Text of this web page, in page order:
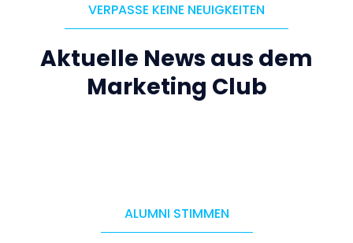
VERPASSE KEINE NEUIGKEITEN
Aktuelle News aus dem
Marketing Club
ALUMNI STIMMEN